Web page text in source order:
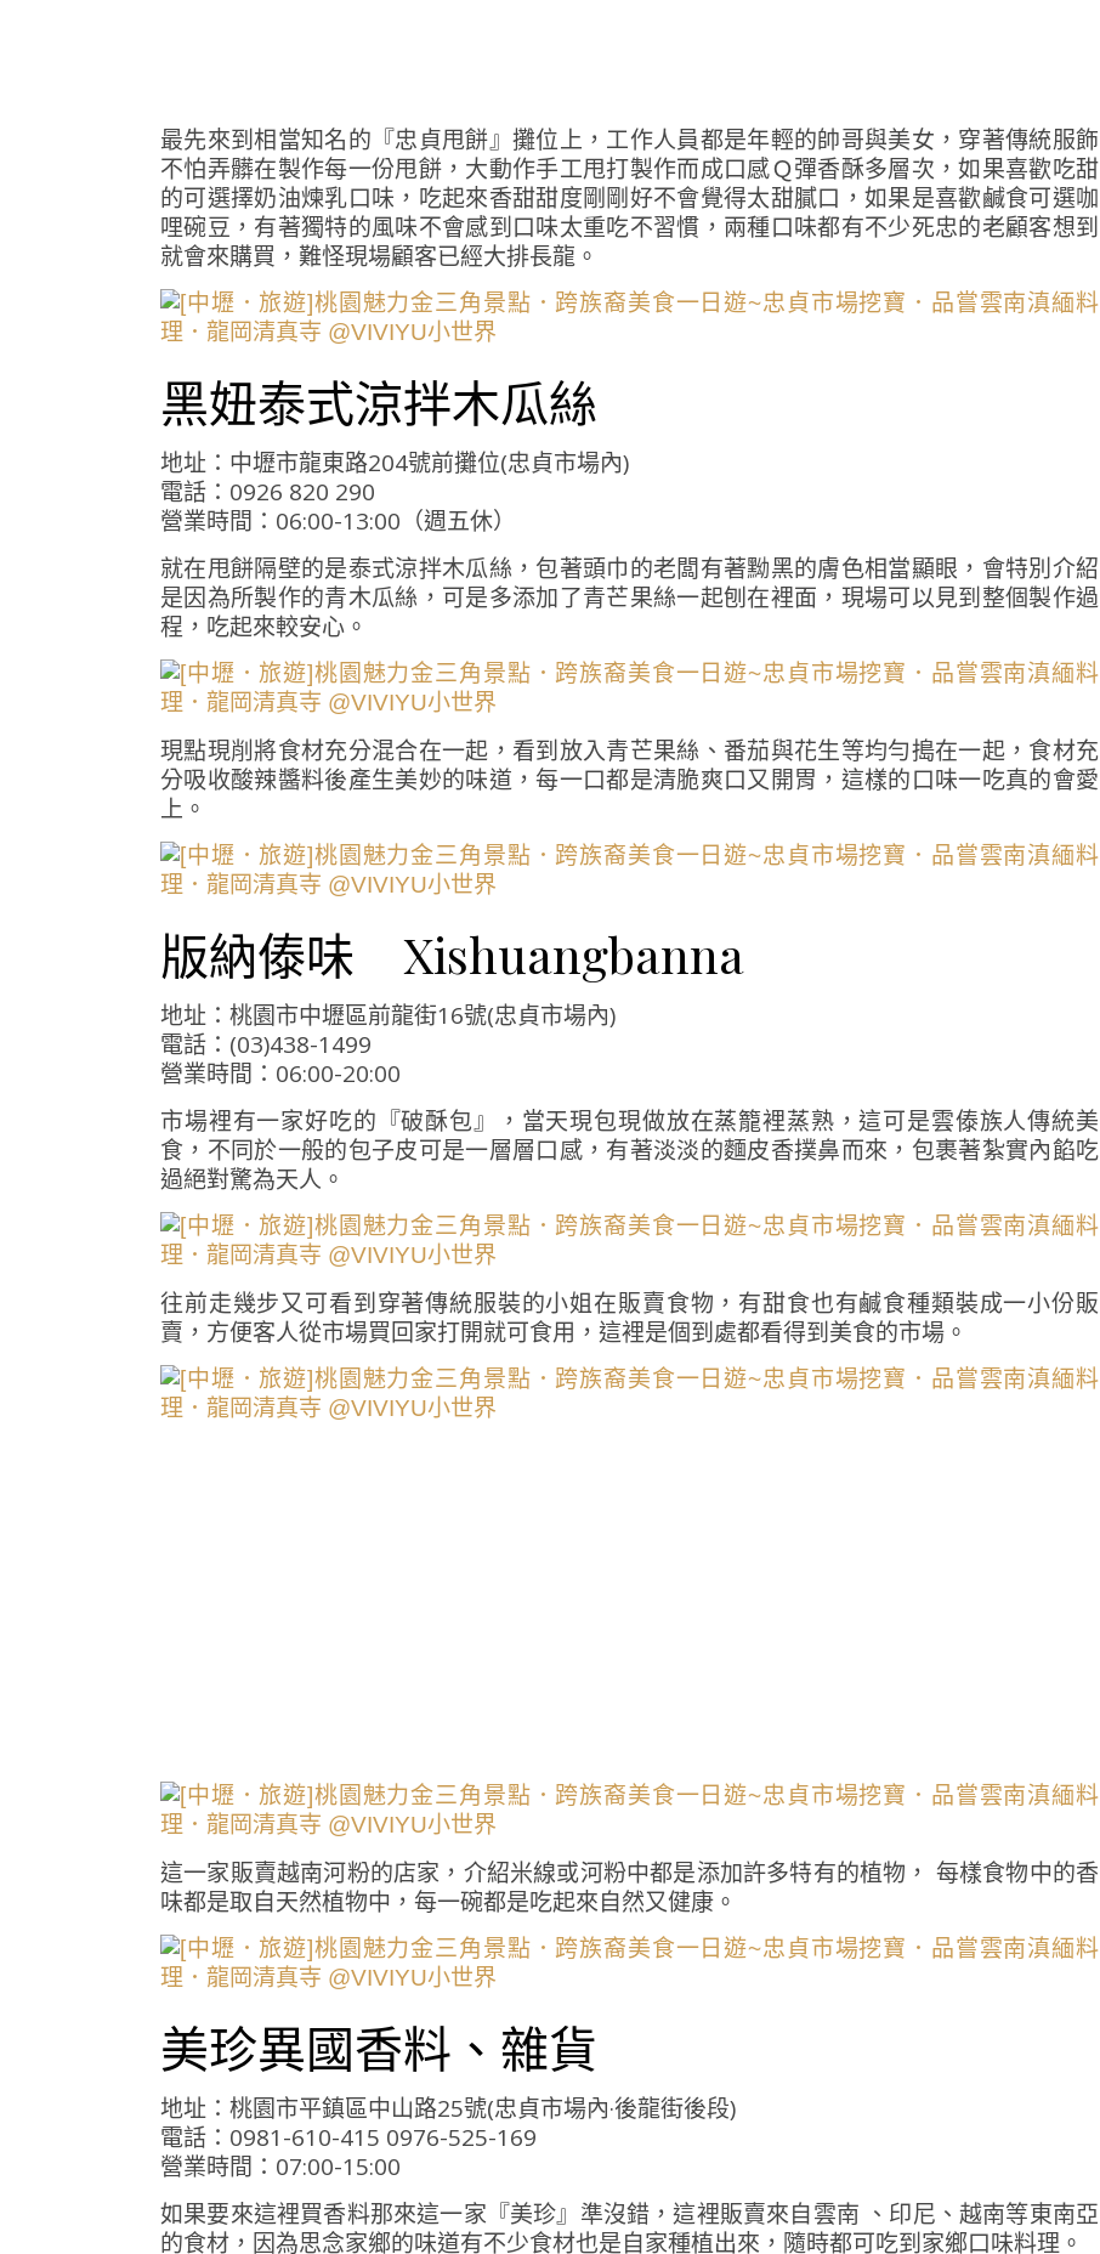
最先來到相當知名的『忠貞甩餅』攤位上，工作人員都是年輕的帥哥與美女，穿著傳統服飾
不怕弄髒在製作每一份甩餅，大動作手工甩打製作而成口感Ｑ彈香酥多層次，如果喜歡吃甜
的可選擇奶油煉乳口味，吃起來香甜甜度剛剛好不會覺得太甜膩口，如果是喜歡鹹食可選咖
哩碗豆，有著獨特的風味不會感到口味太重吃不習慣，兩種口味都有不少死忠的老顧客想到
就會來購買，難怪現場顧客已經大排長龍。
黑妞泰式涼拌木瓜絲
地址：中壢市龍東路204號前攤位(忠貞市場內)
電話：0926 820 290
營業時間：06:00-13:00（週五休）
就在甩餅隔壁的是泰式涼拌木瓜絲，包著頭巾的老闆有著黝黑的膚色相當顯眼，會特別介紹
是因為所製作的青木瓜絲，可是多添加了青芒果絲一起刨在裡面，現場可以見到整個製作過
程，吃起來較安心。
現點現削將食材充分混合在一起，看到放入青芒果絲、番茄與花生等均勻搗在一起，食材充
分吸收酸辣醬料後產生美妙的味道，每一口都是清脆爽口又開胃，這樣的口味一吃真的會愛
上。
版納傣味 Xishuangbanna
地址：桃園市中壢區前龍街16號(忠貞市場內)
電話：(03)438-1499
營業時間：06:00-20:00
市場裡有一家好吃的『破酥包』，當天現包現做放在蒸籠裡蒸熟，這可是雲傣族人傳統美
食，不同於一般的包子皮可是一層層口感，有著淡淡的麵皮香撲鼻而來，包裹著紮實內餡吃
過絕對驚為天人。
往前走幾步又可看到穿著傳統服裝的小姐在販賣食物，有甜食也有鹹食種類裝成一小份販
賣，方便客人從市場買回家打開就可食用，這裡是個到處都看得到美食的市場。
這一家販賣越南河粉的店家，介紹米線或河粉中都是添加許多特有的植物， 每樣食物中的香
味都是取自天然植物中，每一碗都是吃起來自然又健康。
美珍異國香料、雜貨
地址：桃園市平鎮區中山路25號(忠貞市場內·後龍街後段)
電話：0981-610-415 0976-525-169
營業時間：07:00-15:00
如果要來這裡買香料那來這一家『美珍』準沒錯，這裡販賣來自雲南 、印尼、越南等東南亞
的食材，因為思念家鄉的味道有不少食材也是自家種植出來，隨時都可吃到家鄉口味料理。